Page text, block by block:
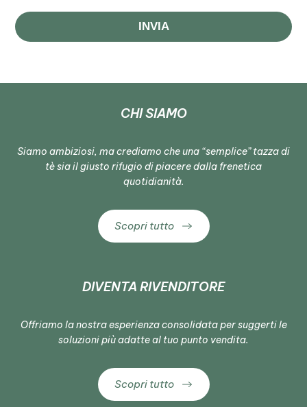
INVIA
CHI SIAMO
Siamo ambiziosi, ma crediamo che una “semplice” tazza di
tè sia il giusto rifugio di piacere dalla frenetica
quotidianità.
Scopri tutto
DIVENTA RIVENDITORE
Offriamo la nostra esperienza consolidata per suggerti le
soluzioni più adatte al tuo punto vendita.
Scopri tutto